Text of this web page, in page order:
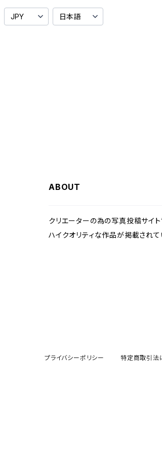
ABOUT
クリエーターの為の写真投稿サイ
ハイクオリティな作品が掲載され
プライバシーポリシー 特定商取引法